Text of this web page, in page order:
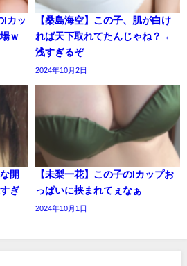
Iカッ
ｗ
【桑島海空】この子、肌が白け
れば天下取れてたんじゃね？ ←
浅すぎるぞ
2024年10月2日
開
ぎ
【未梨一花】この子のIカップお
っぱいに挟まれてぇなぁ
2024年10月1日